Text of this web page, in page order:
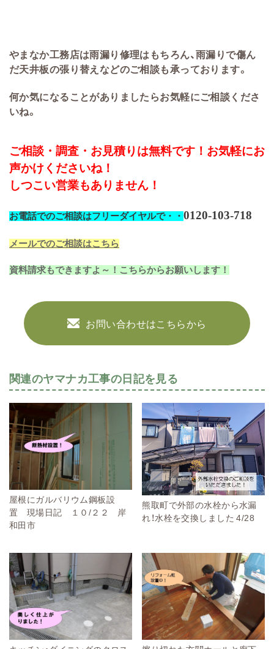
やまなか工務店は雨漏り修理はもちろん、雨漏りで傷ん
だ天井板の張り替えなどのご相談も承っております。
何か気になることがありましたらお気軽にご相談くださ
いね。
ご相談・調査・お見積りは無料です！お気軽にお
声かけくださいね！
しつこい営業もありません！
お電話でのご相談はフリーダイヤルで・・ 0120-103-718
メールでのご相談はこちら
資料請求もできますよ～！こちらからお願いします！
お問い合わせはこちらから
関連のヤマナカ工事の日記を見る
屋根にガルバリウム鋼板設
置 現場日記 １０/２２ 岸
和田市
熊取町で外部の水栓から水漏
れ！水栓を交換しました 4/28